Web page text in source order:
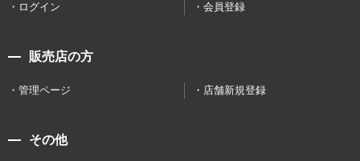
ログイン 会員登録
販売店の方
管理ページ 店舗新規登録
その他